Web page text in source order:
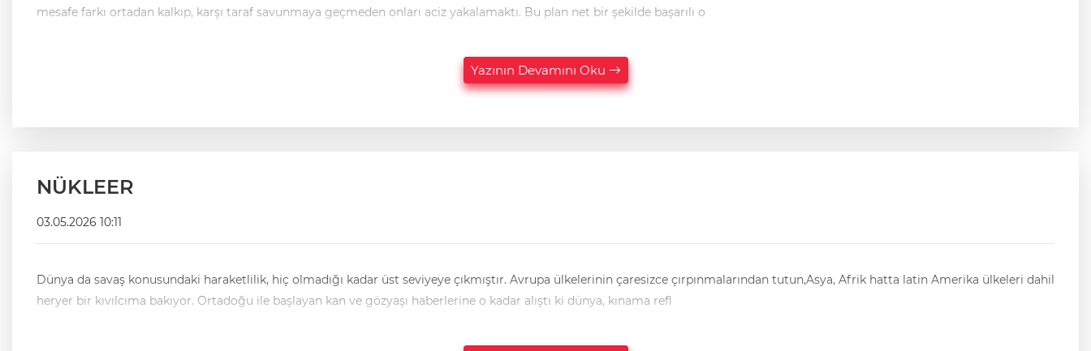
mesafe farkı ortadan kalkıp, karşı taraf savunmaya geçmeden onları aciz yakalamaktı. Bu plan net bir şekilde başarılı o
Yazının Devamını Oku
NÜKLEER
03.05.2026 10:11
Dünya da savaş konusundaki haraketlilik, hiç olmadığı kadar üst seviyeye çıkmıştır. Avrupa ülkelerinin çaresizce çırpınmalarından tutun,Asya, Afrik hatta latin Amerika ülkeleri dahil
heryer bir kıvılcıma bakıyor. Ortadoğu ile başlayan kan ve gözyaşı haberlerine o kadar alıştı ki dünya, kınama refl